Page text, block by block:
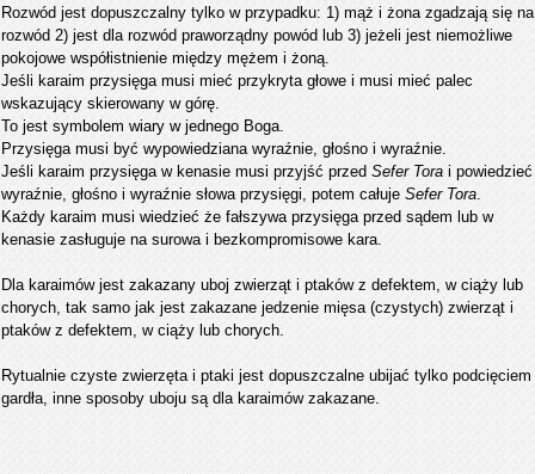
Rozwód jest dopuszczalny tylko w przypadku: 1) mąż i żona zgadzają się na
rozwód 2) jest dlarozwód praworządny powód lub 3) jeżeli jest niemożliwe
pokojowe współistnienie między mężem i żoną.
Jeśli karaim przysięga musi mieć przykryta głowe i musi mieć palec
wskazujący skierowany w górę.
To jest symbolem wiary w jednego Boga.
Przysięga musi być wypowiedziana wyraźnie, głośno i wyraźnie.
Jeśli karaim przysięga w kenasie musi przyjść przed Sefer Tora i powiedzieć
wyraźnie, głośno i wyraźnie słowa przysięgi, potem całuje Sefer Tora.
Każdy karaim musi wiedzieć że fałszywa przysięga przed sądem lub w
kenasie zasługuje na surowa i bezkompromisowe kara.
Dla karaimów jest zakazany uboj zwierząt i ptaków z defektem, w ciąży lub
chorych, tak samo jak jest zakazane jedzenie mięsa (czystych) zwierząt i
ptaków z defektem, w ciąży lub chorych.
Rytualnie czyste zwierzęta i ptaki jest dopuszczalne ubijać tylko podcięciem
gardła, inne sposoby uboju są dla karaimów zakazane.